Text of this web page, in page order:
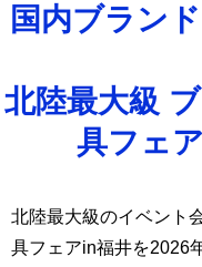
国内ブラン
北陸最大級
具フェ
北陸最大級のイベント
具フェアin福井を2026